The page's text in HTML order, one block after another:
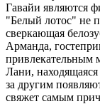
Гавайи являются
"Белый лотос" не
сверкающая
Арманда,
привлекательным
Лани,
за другим
свяжет самым